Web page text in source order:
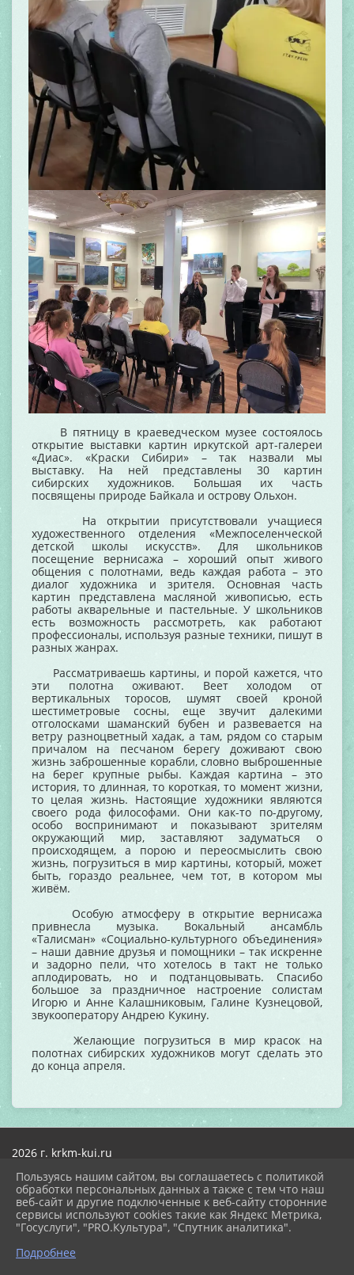
В пятницу в краеведческом музее состоялось
открытие выставки картин иркутской арт-галереи
«Диас». «Краски Сибири» – так назвали мы
выставку. На ней представлены 30 картин
сибирских художников. Большая их часть
посвящены природе Байкала и острову Ольхон.
На открытии присутствовали учащиеся
художественного отделения «Межпоселенческой
детской школы искусств». Для школьников
посещение вернисажа – хороший опыт живого
общения с полотнами, ведь каждая работа – это
диалог художника и зрителя. Основная часть
картин представлена масляной живописью, есть
работы акварельные и пастельные. У школьников
есть возможность рассмотреть, как работают
профессионалы, используя разные техники, пишут в
разных жанрах.
Рассматриваешь картины, и порой кажется, что
эти полотна оживают. Веет холодом от
вертикальных торосов, шумят своей кроной
шестиметровые сосны, еще звучит далекими
отголосками шаманский бубен и развевается на
ветру разноцветный хадак, а там, рядом со старым
причалом на песчаном берегу доживают свою
жизнь заброшенные корабли, словно выброшенные
на берег крупные рыбы. Каждая картина – это
история, то длинная, то короткая, то момент жизни,
то целая жизнь. Настоящие художники являются
своего рода философами. Они как-то по-другому,
особо воспринимают и показывают зрителям
окружающий мир, заставляют задуматься о
происходящем, а порою и переосмыслить свою
жизнь, погрузиться в мир картины, который, может
быть, гораздо реальнее, чем тот, в котором мы
живём.
Особую атмосферу в открытие вернисажа
привнесла музыка. Вокальный ансамбль
«Талисман» «Социально-культурного объединения»
– наши давние друзья и помощники – так искренне
и задорно пели, что хотелось в такт не только
аплодировать, но и подтанцовывать. Спасибо
большое за праздничное настроение солистам
Игорю и Анне Калашниковым, Галине Кузнецовой,
звукооператору Андрею Кукину.
Желающие погрузиться в мир красок на
полотнах сибирских художников могут сделать это
до конца апреля.
2026 г. krkm-kui.ru
Карта сайта
Политика обработки персональных данных
Сделано на KubCMS
Разработка и поддержка
Пользуясь нашим сайтом, вы соглашаетесь с политикой
обработки персональных данных а также с тем что наш
веб-сайт и другие подключенные к веб-сайту сторонние
сервисы используют cookies такие как Яндекс Метрика,
"Госуслуги", "PRO.Культура", "Спутник аналитика".
Подробнее